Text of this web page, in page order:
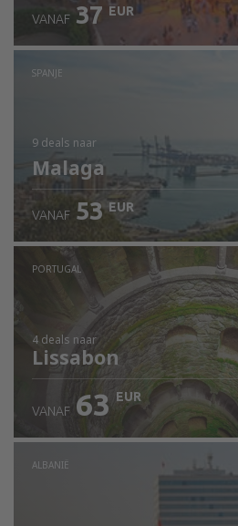
VANAF 37 EUR
SPANJE
9 deals naar
Malaga
VANAF 53 EUR
PORTUGAL
4 deals naar
Lissabon
VANAF 63 EUR
ALBANIË